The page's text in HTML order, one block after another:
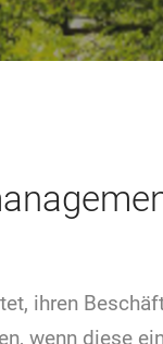
ihren
wenn diese